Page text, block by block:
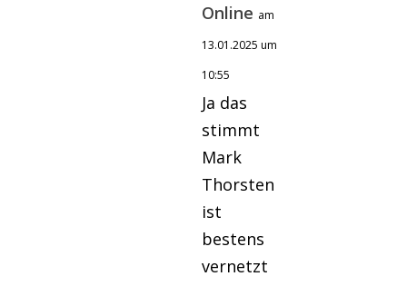
Online am
13.01.2025 um
10:55
Ja das
stimmt
Mark
Thorsten
ist
bestens
vernetzt